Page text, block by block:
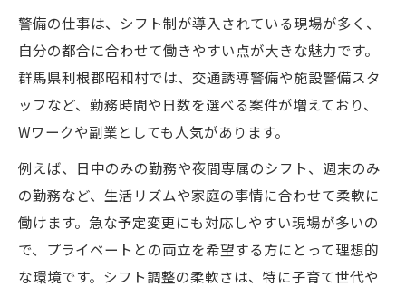
警備の仕事は、シフト制が導入されている現場が多く、
自分の都合に合わせて働きやすい点が大きな魅力です。
群馬県利根郡昭和村では、交通誘導警備や施設警備スタ
ッフなど、勤務時間や日数を選べる案件が増えており、
Wワークや副業としても人気があります。
例えば、日中のみの勤務や夜間専属のシフト、週末のみ
の勤務など、生活リズムや家庭の事情に合わせて柔軟に
働けます。急な予定変更にも対応しやすい現場が多いの
で、プライベートとの両立を希望する方にとって理想的
な環境です。シフト調整の柔軟さは、特に子育て世代や